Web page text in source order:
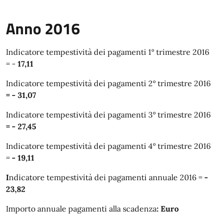
Anno 2016
Indicatore tempestività dei pagamenti 1° trimestre 2016
= - 17,11
Indicatore tempestività dei pagamenti 2° trimestre 2016
= - 31,07
Indicatore tempestività dei pagamenti 3° trimestre 2016
= - 27,45
Indicatore tempestività dei pagamenti 4° trimestre 2016
= - 19,11
Indicatore tempestività dei pagamenti annuale 2016 = -
23,82
Importo annuale pagamenti alla scadenza: Euro